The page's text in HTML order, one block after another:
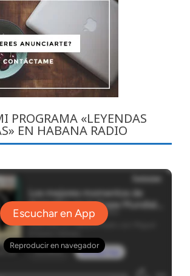
PROGRAMA «LEYENDAS
EN HABANA RADIO